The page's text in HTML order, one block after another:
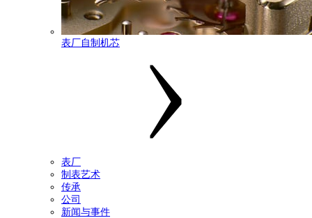
表厂自制机芯
表厂
制表艺术
传承
公司
新闻与事件